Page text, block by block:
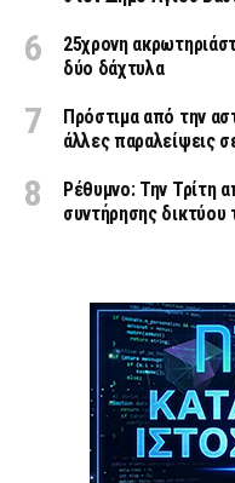
25χρονη
δύο δάχτυλα
Πρόστιμα από την
άλλες παραλείψεις
Ρέθυμνο: Την Τρίτη
συντήρησης